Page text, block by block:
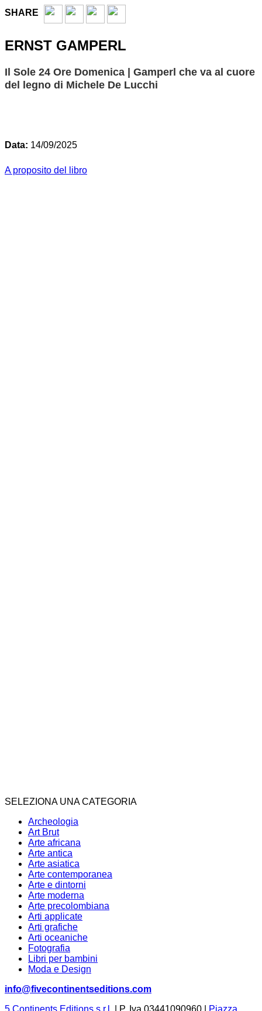
SHARE
ERNST GAMPERL
Il Sole 24 Ore Domenica | Gamperl che va al cuore
del legno di Michele De Lucchi
Data: 14/09/2025
A proposito del libro
SELEZIONA UNA CATEGORIA
Archeologia
Art Brut
Arte africana
Arte antica
Arte asiatica
Arte contemporanea
Arte e dintorni
Arte moderna
Arte precolombiana
Arti applicate
Arti grafiche
Arti oceaniche
Fotografia
Libri per bambini
Moda e Design
info@fivecontinentseditions.com
5 Continents Editions s.r.l.
| P. Iva 03441090960 | Piazza